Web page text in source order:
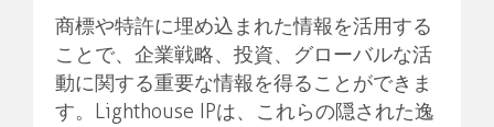
商標や特許に埋め込まれた情報を活用する
ことで、企業戦略、投資、グローバルな活
動に関する重要な情報を得ることができま
す。Lighthouse IPは、これらの隠された逸